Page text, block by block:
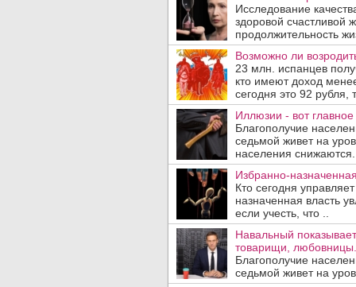
Исследование
здоровой счастливой
продолжительность
Возможно ли
23 млн. испанцев
кто имеют доход
сегодня это 92 рубля,
Иллюзии - вот
Благополучие
седьмой живет на
населения
Избранно-
Кто сегодня
назначенная власть
если учесть, что ..
Навальный
товарищи, любовницы.
Благополучие
седьмой живет на